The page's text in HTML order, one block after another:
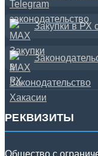
Закупки в РХ
РЕКВИЗИТЫ
Общество с